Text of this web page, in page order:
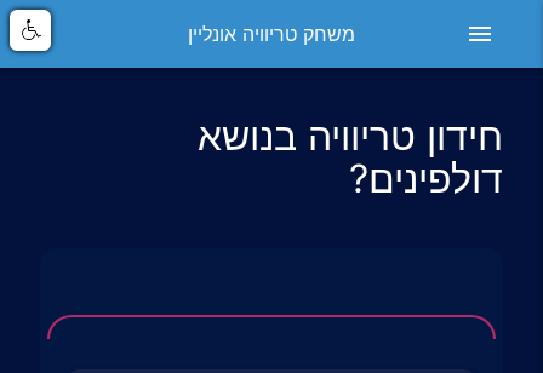
menu משחק טריוויה אונליין
חידון טריוויה בנושא
דולפינים?